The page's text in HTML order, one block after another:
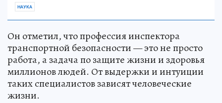
НАУКА
Он отметил, что профессия инспектора
транспортной безопасности — это не просто
работа, а задача по защите жизни и здоровья
миллионов людей. От выдержки и интуиции
таких специалистов зависят человеческие
жизни.